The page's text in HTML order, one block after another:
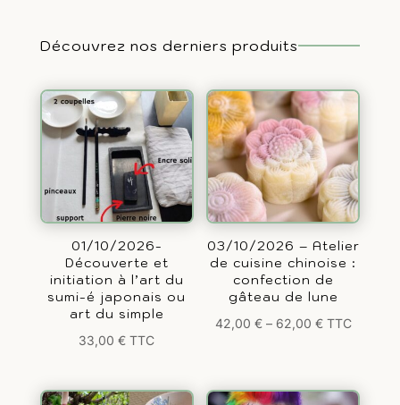
Découvrez nos derniers produits
01/10/2026-
Découverte et
initiation à l’art du
sumi-é japonais ou
art du simple
33,00€ TTC
03/10/2026 – Atelier
de cuisine chinoise :
confection de
gâteau de lune
42,00 €– 62,00 € TTC